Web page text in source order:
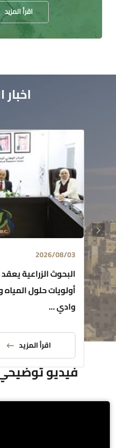
اقرأ المزيد
2026/08/03
البحوث الزراعية
أولويات حلول
وادي ...
اقرأ المزيد
فيديو